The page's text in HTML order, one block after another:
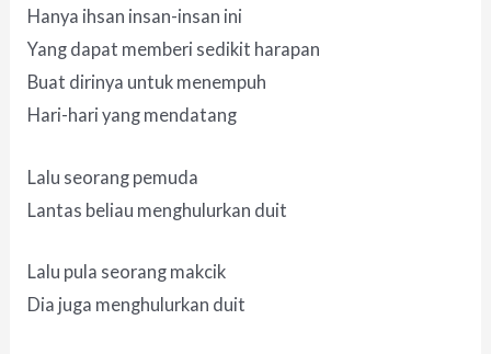
Hanya ihsan insan-insan ini
Yang dapat memberi sedikit harapan
Buat dirinya untuk menempuh
Hari-hari yang mendatang
Lalu seorang pemuda
Lantas beliau menghulurkan duit
Lalu pula seorang makcik
Dia juga menghulurkan duit